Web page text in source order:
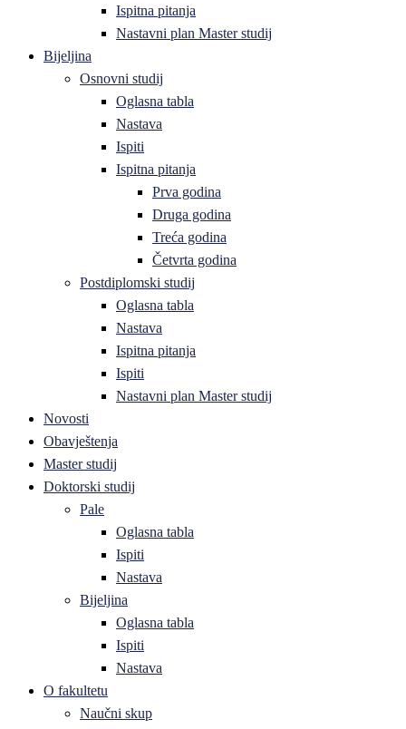
Ispitna pitanja
Nastavni plan Master studij
Bijeljina
Osnovni studij
Oglasna tabla
Nastava
Ispiti
Ispitna pitanja
Prva godina
Druga godina
Treća godina
Četvrta godina
Postdiplomski studij
Oglasna tabla
Nastava
Ispitna pitanja
Ispiti
Nastavni plan Master studij
Novosti
Obavještenja
Master studij
Doktorski studij
Pale
Oglasna tabla
Ispiti
Nastava
Bijeljina
Oglasna tabla
Ispiti
Nastava
O fakultetu
Naučni skup